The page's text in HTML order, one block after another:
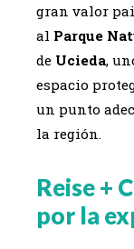
gran valor
al Parque
de Ucieda,
espacio
un punto
la región.
Reise +
por la